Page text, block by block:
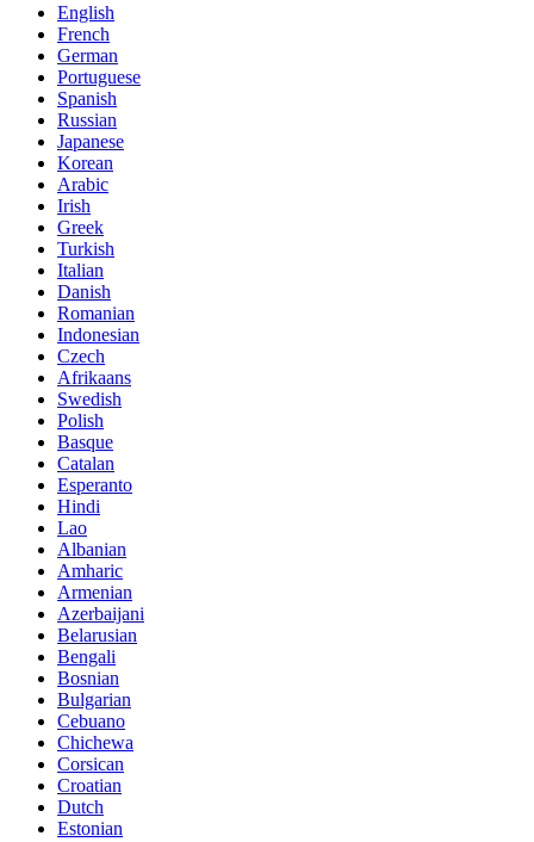
English
French
German
Portuguese
Spanish
Russian
Japanese
Korean
Arabic
Irish
Greek
Turkish
Italian
Danish
Romanian
Indonesian
Czech
Afrikaans
Swedish
Polish
Basque
Catalan
Esperanto
Hindi
Lao
Albanian
Amharic
Armenian
Azerbaijani
Belarusian
Bengali
Bosnian
Bulgarian
Cebuano
Chichewa
Corsican
Croatian
Dutch
Estonian